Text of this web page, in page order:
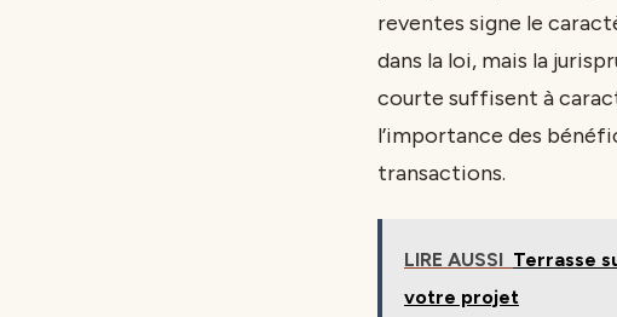
reventes signe le
dans la loi, mais la
courte suffisent à
l’importance des
transactions.
LIRE AUSSI Terrasse
votre projet